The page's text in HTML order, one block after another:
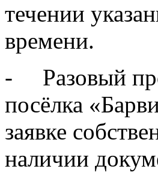
течении
- Разовый
посёлка
заявке
наличии